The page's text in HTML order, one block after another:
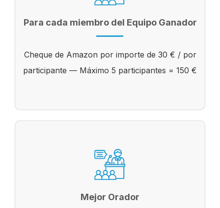
Para cada miembro del Equipo Ganador
Cheque de Amazon por importe de 30 € / por
participante — Máximo 5 participantes = 150 €
Mejor Orador